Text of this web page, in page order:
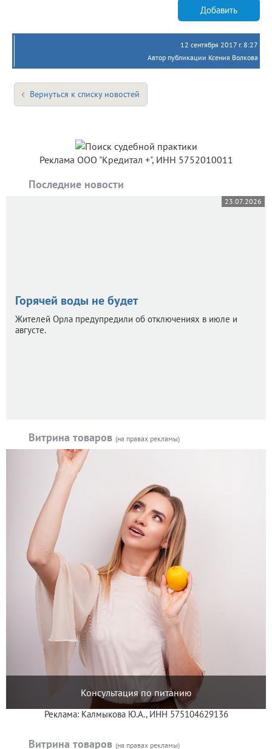
Добавить
12 сентября 2017 г. 8:27
Автор публикации Ксения Волкова
Вернуться к списку новостей
Реклама ООО "Кредитал +", ИНН 5752010011
Последние новости
23.07.2026
Горячей воды не будет
Жителей Орла предупредили об отключениях в июле и
августе.
Витрина товаров (на правах рекламы)
Консультация по питанию
Реклама: Калмыкова Ю.А., ИНН 575104629136
Витрина товаров (на правах рекламы)